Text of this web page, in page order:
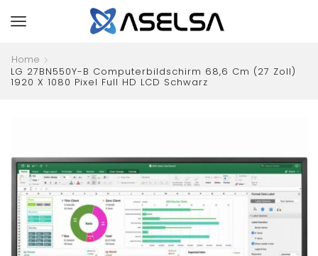
Home
LG 27BN550Y-B Computerbildschirm 68,6 Cm (27 Zoll)
1920 X 1080 Pixel Full HD LCD Schwarz